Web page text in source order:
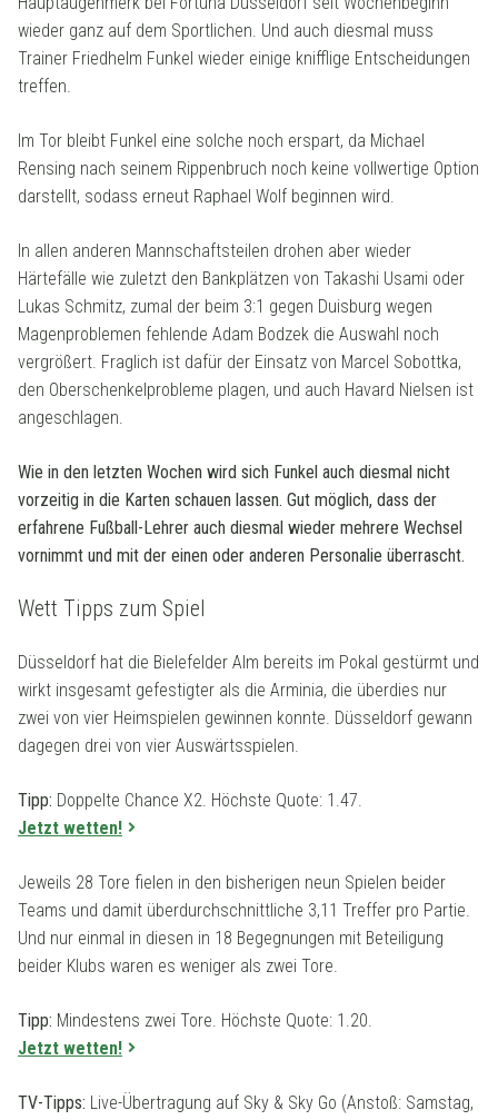
wieder ganz auf dem Sportlichen. Und auch diesmal muss
Trainer Friedhelm Funkel wieder einige knifflige Entscheidungen
treffen.
Im Tor bleibt Funkel eine solche noch erspart, da Michael
Rensing nach seinem Rippenbruch noch keine vollwertige Option
darstellt, sodass erneut Raphael Wolf beginnen wird.
In allen anderen Mannschaftsteilen drohen aber wieder
Härtefälle wie zuletzt den Bankplätzen von Takashi Usami oder
Lukas Schmitz, zumal der beim 3:1 gegen Duisburg wegen
Magenproblemen fehlende Adam Bodzek die Auswahl noch
vergrößert. Fraglich ist dafür der Einsatz von Marcel Sobottka,
den Oberschenkelprobleme plagen, und auch Havard Nielsen ist
angeschlagen.
Wie in den letzten Wochen wird sich Funkel auch diesmal nicht
vorzeitig in die Karten schauen lassen. Gut möglich, dass der
erfahrene Fußball-Lehrer auch diesmal wieder mehrere Wechsel
vornimmt und mit der einen oder anderen Personalie überrascht.
Wett Tipps zum Spiel
Düsseldorf hat die Bielefelder Alm bereits im Pokal gestürmt und
wirkt insgesamt gefestigter als die Arminia, die überdies nur
zwei von vier Heimspielen gewinnen konnte. Düsseldorf gewann
dagegen drei von vier Auswärtsspielen.
Tipp: Doppelte Chance X2. Höchste Quote: 1.47.
Jetzt wetten!
Jeweils 28 Tore fielen in den bisherigen neun Spielen beider
Teams und damit überdurchschnittliche 3,11 Treffer pro Partie.
Und nur einmal in diesen in 18 Begegnungen mit Beteiligung
beider Klubs waren es weniger als zwei Tore.
Tipp: Mindestens zwei Tore. Höchste Quote: 1.20.
Jetzt wetten!
TV-Tipps: Live-Übertragung auf Sky & Sky Go (Anstoß: Samstag,